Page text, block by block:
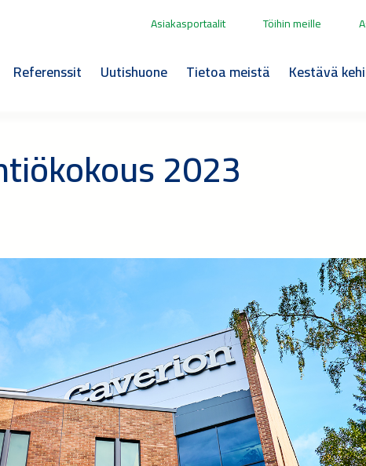
Asiakasportaalit Töihin meille
Referenssit Uutishuone Tietoa meistä Kestävä
2023